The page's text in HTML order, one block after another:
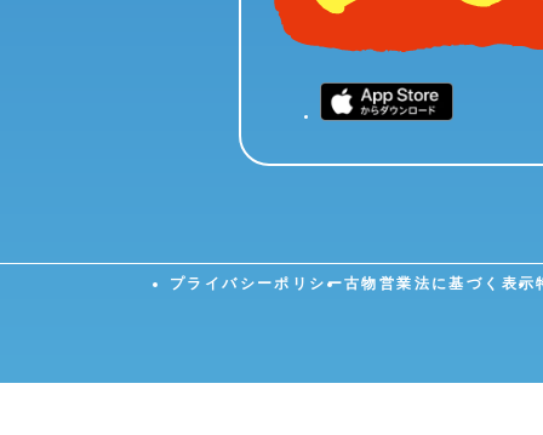
プライバシーポリシー古物営業法に基づく表示